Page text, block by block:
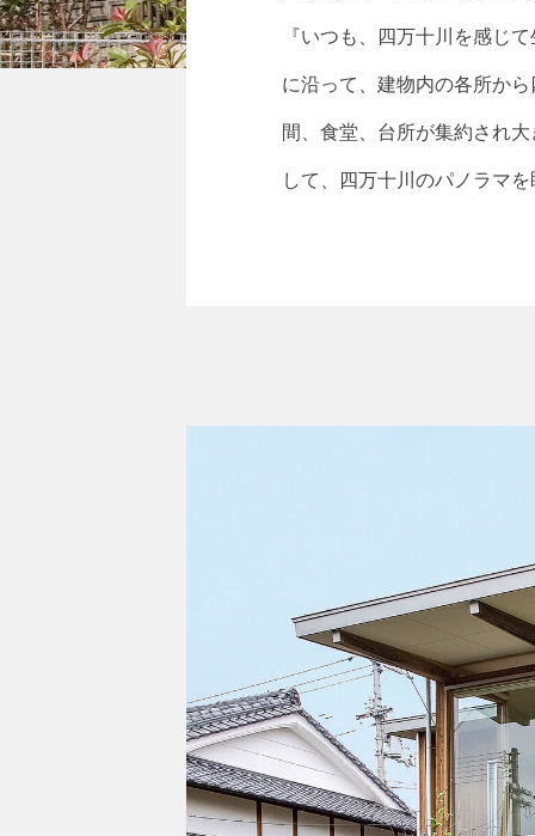
『いつも、四万十川を感じ
に沿って、建物内の各所か
間、食堂、台所が集約され
して、四万十川のパノラマ